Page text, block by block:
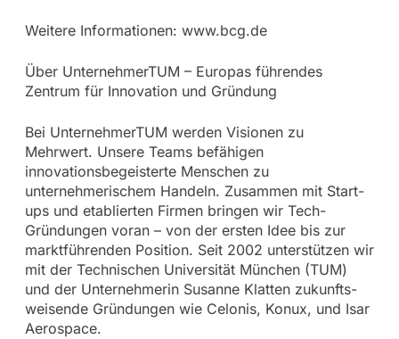
Weitere Informationen: www.bcg.de
Über UnternehmerTUM – Europas führendes
Zentrum für Innovation und Gründung
Bei UnternehmerTUM werden Visionen zu
Mehrwert. Unsere Teams befähigen
innovationsbegeisterte Menschen zu
unternehmerischem Handeln. Zusammen mit Start-
ups und etablierten Firmen bringen wir Tech-
Gründungen voran – von der ersten Idee bis zur
marktführenden Position. Seit 2002 unterstützen wir
mit der Technischen Universität München (TUM)
und der Unternehmerin Susanne Klatten zukunfts-
weisende Gründungen wie Celonis, Konux, und Isar
Aerospace.